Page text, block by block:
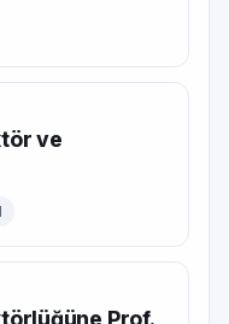
ve
Prof.